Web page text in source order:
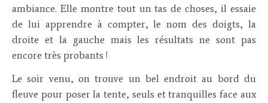
ambiance. Elle montre tout un tas de choses, il essaie
de lui apprendre à compter, le nom des doigts, la
droite et la gauche mais les résultats ne sont pas
encore très probants !
Le soir venu, on trouve un bel endroit au bord du
fleuve pour poser la tente, seuls et tranquilles face aux